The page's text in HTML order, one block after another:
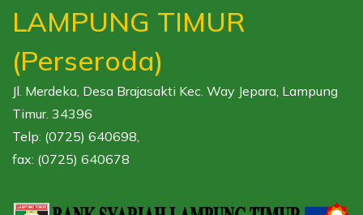
LAMPUNG TIMUR
(Perseroda)
Jl. Merdeka, Desa Brajasakti Kec. Way Jepara, Lampung
Timur. 34396
Telp: (0725) 640698,
fax: (0725) 640678